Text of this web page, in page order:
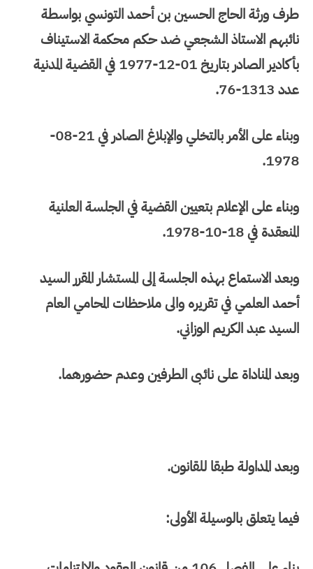
طرف ورثة الحاج الحسين بن أحمد التونسي بواسطة
نائبهم الاستاذ الشجعي ضد حكم محكمة الاستيناف
بأكادير الصادر بتاريخ 01-12-1977 في القضية المدنية
عدد 1313-76.
وبناء على الأمر بالتخلي والإبلاغ الصادر في 21-08-
1978.
وبناء على الإعلام بتعيين القضية في الجلسة العلنية
المنعقدة في 18-10-1978.
وبعد الاستماع بهذه الجلسة إلى المستشار المقرر السيد
أحمد العلمي في تقريره والى ملاحظات المحامي العام
السيد عبد الكريم الوزاني.
وبعد المناداة على نائبى الطرفين وعدم حضورهما.
وبعد المداولة طبقا للقانون.
فيما يتعلق بالوسيلة الأولى: